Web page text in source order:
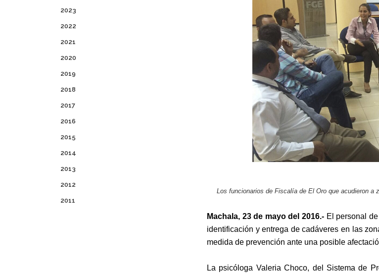
2023
2022
2021
2020
2019
2018
2017
2016
2015
2014
2013
2012
2011
Los funcionarios de Fiscalía de El Oro que acudieron a
Machala, 23 de mayo del 2016.- El personal
identificación y entrega de cadáveres en las
medida de prevención ante una posible
La psicóloga Valeria Choco, del Sistema de